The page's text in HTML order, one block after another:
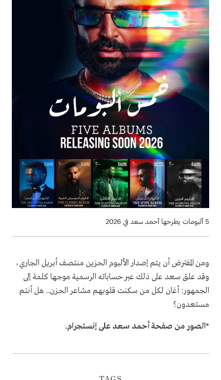
5 ألبومات يطرحها أحمد سعد في 2026
ومن المفترض أن يتم إصدار الألبوم الحزين منتصف أبريل الجاري،
وقد علق سعد على ذلك عبر حساباته الرسمية موجها كلمة إلى
الجمهور: أغان لكل من سكنت قلوبهم مشاعر الحزن.. هل أنتم
مستعدون؟
*الصور من صفحة أحمد سعد على إنستجرام.